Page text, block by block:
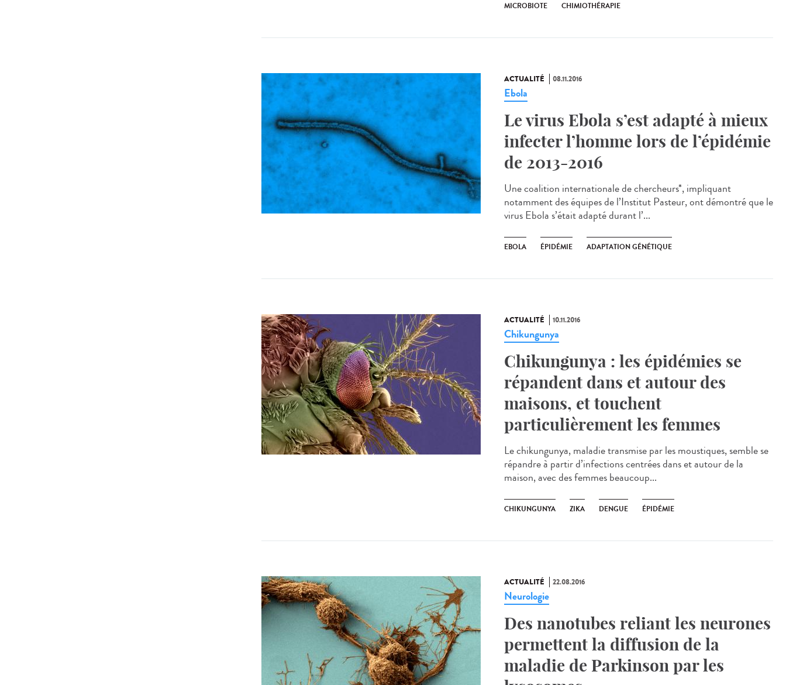
MICROBIOTE CHIMIOTHÉRAPIE
ACTUALITÉ 08.11.2016
Ebola
Le virus Ebola s’est adapté à mieux
infecter l’homme lors de l’épidémie
de 2013-2016
Une coalition internationale de chercheurs*, impliquant
notamment des équipes de l’Institut Pasteur, ont démontré que le
virus Ebola s’était adapté durant l’...
EBOLA ÉPIDÉMIE ADAPTATION GÉNÉTIQUE
ACTUALITÉ 10.11.2016
Chikungunya
Chikungunya : les épidémies se
répandent dans et autour des
maisons, et touchent
particulièrement les femmes
Le chikungunya, maladie transmise par les moustiques, semble se
répandre à partir d’infections centrées dans et autour de la
maison, avec des femmes beaucoup...
CHIKUNGUNYA ZIKA DENGUE ÉPIDÉMIE
ACTUALITÉ 22.08.2016
Neurologie
Des nanotubes reliant les neurones
permettent la diffusion de la
maladie de Parkinson par les